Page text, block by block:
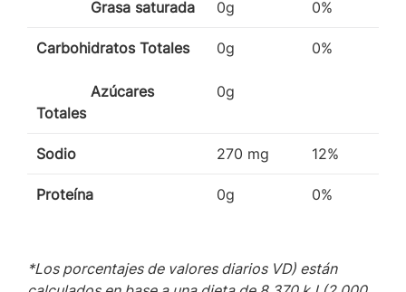
Grasa saturada 0g 0%
Carbohidratos Totales
Azúcares
Totales
0g
0g
0%
Sodio 270 mg 12%
Proteína 0g 0%
*Los porcentajes de valores diarios VD) están